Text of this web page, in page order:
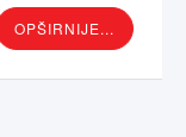
OPŠIRNIJE...